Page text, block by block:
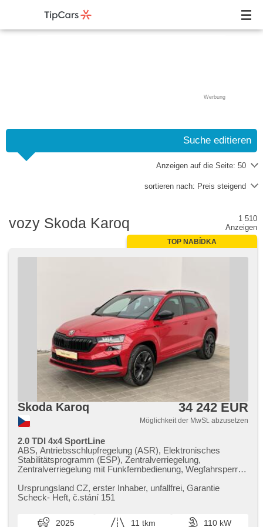
Werbung
Suche editieren
Anzeigen auf die Seite: 50
sortieren nach: Preis steigend
vozy Skoda Karoq
1 510
Anzeigen
TOP NABÍDKA
Skoda Karoq 34 242 EUR
Möglichkeit der MwSt. abzusetzen
2.0 TDI 4x4 SportLine
ABS, Antriebsschlupfregelung (ASR), Elektronisches
Stabilitätsprogramm (ESP), Zentralverriegelung,
Zentralverriegelung mit Funkfernbedienung, Wegfahrsperre,
Scheinwerferwaschanlagen, El. Spiegel, beheizte Spiegel,
Alufelgen, beheizte Sitze, Tempomat, Multifunktionslenkrad,
Parkassistent, hands free, Scheibenwischersensor,
Ursprungsland CZ,​ erster Inhaber,​ unfallfrei,​ Garantie
Scheck​- Heft,​ č.stání 151
2025 11 tkm
110 kW